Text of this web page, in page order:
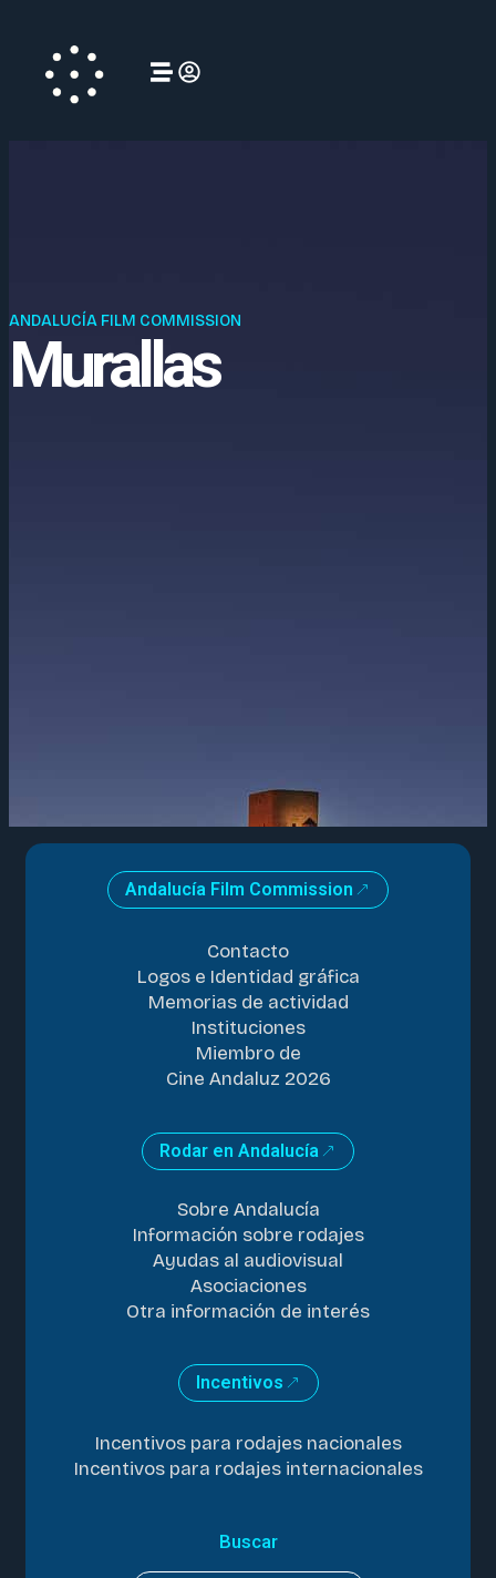
ANDALUCÍA FILM COMMISSION
Murallas
Andalucía Film Commission
Contacto
Logos e Identidad gráfica
Memorias de actividad
Instituciones
Miembro de
Cine Andaluz 2026
Rodar en Andalucía
Sobre Andalucía
Información sobre rodajes
Ayudas al audiovisual
Asociaciones
Otra información de interés
Incentivos
Incentivos para rodajes nacionales
Incentivos para rodajes internacionales
Buscar